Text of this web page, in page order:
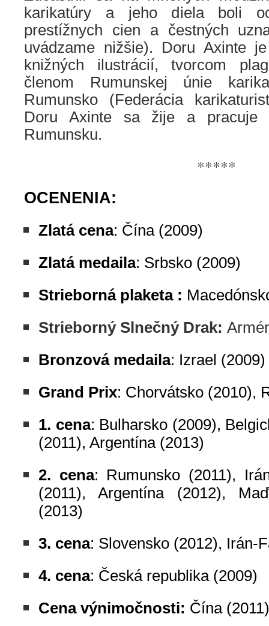
karikatúry a jeho diela boli
prestížnych cien a čestných
uvádzame nižšie). Doru Axinte
knižných ilustrácií, tvorcom
členom Rumunskej únie
Rumunsko (Federácia
Doru Axinte sa žije a pracuje
Rumunsku.
*****
OCENENIA:
Zlatá cena: Čína (2009)
Zlatá medaila: Srbsko (2009)
Strieborná plaketa :
Strieborný Slnečný Drak:
Bronzová medaila: Izrael (2009)
Grand Prix: Chorvátsko (2010),
1. cena: Bulharsko (2009),
(2011), Argentína (2013)
2. cena: Rumunsko (2011),
(2011), Argentína (2012),
(2013)
3. cena: Slovensko (2012), Irán-
4. cena: Česká republika (2009)
Cena výnimočnosti: Čína (2011)